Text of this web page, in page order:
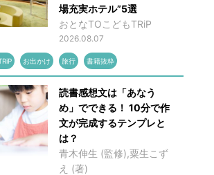
場充実ホテル”5選
おとなTOこどもTRiP
2026.08.07
お出かけ 旅行 書籍抜粋
読書感想文は「あなう
め」でできる！ 10分で作
文が完成するテンプレと
は？
青木伸生 (監修),粟生こず
え (著)